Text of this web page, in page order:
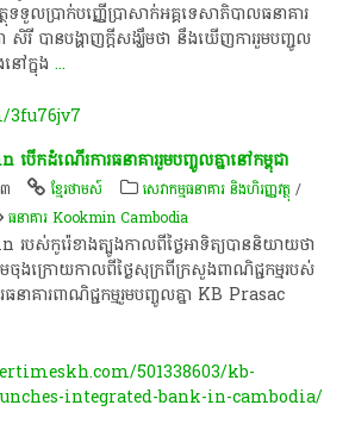
ទទួល​ប្រាក់​បញ្ញើ​ប្រា​សាក់​អគ្គទេសាភិបាល​ធនាគារ
សិរី​ បាន​បង្ហាញ​ក្តី​សង្ឃឹមថា​ នឹង​ឃើញ​ការ​រួម​ប​ញ្ជូ​ល​
នៅ​ក្នុង...
ើក​ដំណើរការ​ធនាគារ​រួម​បញ្ចូល​គ្នា​នៅ​កម្ពុជា​
ខ្មែរថាមស៍ សេវាកម្មធនាគារ និងហិរញ្ញវត្ថុ /
​ធនាគារ​ Kookmin​ Cambodia
បស់​កូរ៉េ​ខាងត្បូង​កាលពី​ថ្ងៃអាទិត្យ​បាន​និយាយ​ថា​
ចុង​ក្រោយ​កាលពី​ថ្ងៃ​សុក្រ​ពី​ក្រសួងពាណិជ្ជកម្ម​របស់​
ធនាគារ​ពាណិជ្ជកម្ម​រួម​បញ្ចូល​គ្នា​ KB​ Prasac​
501338603/kb-
integrated-bank-in-cambodia/